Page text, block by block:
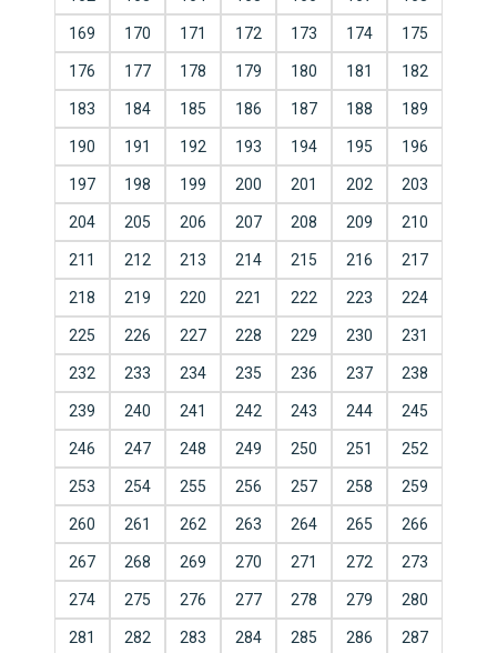
169 170 171 172 173 174 175
176 177 178 179 180 181 182
183 184 185 186 187 188 189
190 191 192 193 194 195 196
197 198 199 200 201 202 203
204 205 206 207 208 209 210
211 212 213 214 215 216 217
218 219 220 221 222 223 224
225 226 227 228 229 230 231
232 233 234 235 236 237 238
239 240 241 242 243 244 245
246 247 248 249 250 251 252
253 254 255 256 257 258 259
260 261 262 263 264 265 266
267 268 269 270 271 272 273
274 275 276 277 278 279 280
281 282 283 284 285 286 287